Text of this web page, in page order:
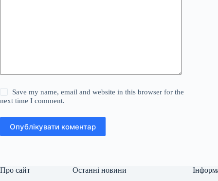
Save my name, email and website in this browser for the
next time I comment.
Опублікувати коментар
Про сайт Останні новини